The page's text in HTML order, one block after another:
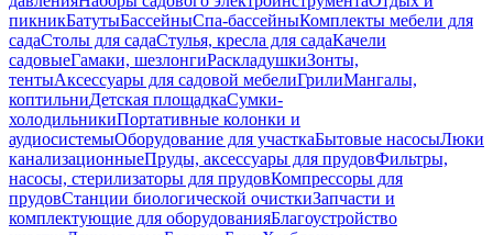
пикникБатутыБассейныСпа-бассейныКомплекты мебели для
садаСтолы для садаСтулья, кресла для садаКачели
садовыеГамаки, шезлонгиРаскладушкиЗонты,
тентыАксессуары для садовой мебелиГрилиМангалы,
коптильниДетская площадкаСумки-
холодильникиПортативные колонки и
аудиосистемыОборудование для участкаБытовые насосыЛюки
канализационныеПруды, аксессуары для прудовФильтры,
насосы, стерилизаторы для прудовКомпрессоры для
прудовСтанции биологической очисткиЗапчасти и
комплектующие для оборудованияБлагоустройство